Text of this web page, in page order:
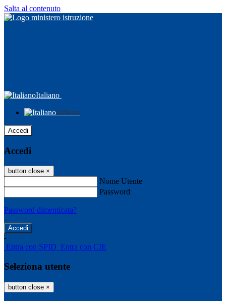
Salta al contenuto
Italiano
Italiano
Accedi
Accedi
button close ×
Nome Utente
Password
Password dimenticata?
-
Entra con SPID Entra con CIE
Seleziona utente
button close ×